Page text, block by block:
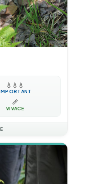
💧 💧 💧
📏
VIVACE